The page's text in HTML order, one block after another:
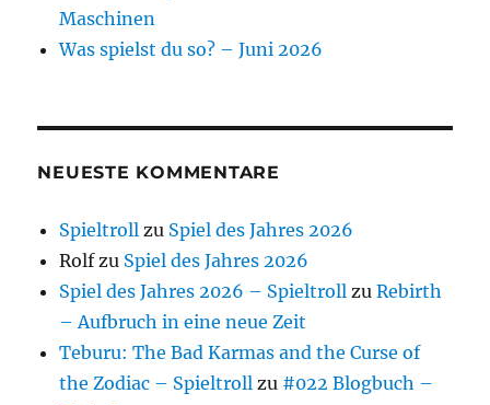
Maschinen
Was spielst du so? – Juni 2026
NEUESTE KOMMENTARE
Spieltroll zu Spiel des Jahres 2026
Rolfzu Spiel des Jahres 2026
Spiel des Jahres 2026 – Spieltroll zuRebirth
– Aufbruch in eine neue Zeit
Teburu: The Bad Karmas and the Curse of
the Zodiac – Spieltroll zu #022 Blogbuch –